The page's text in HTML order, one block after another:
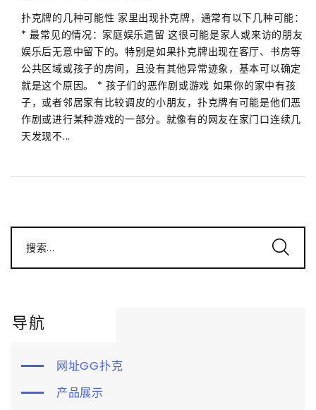
扑克牌的几种可能性 家里出现扑克牌，通常有以下几种可能：
* 最常见的情况：家庭娱乐遗留 这很可能是家人或来访的朋友
娱乐后无意中留下的。特别是如果扑克牌出现在客厅、书房等
公共区域或孩子的房间，且没有其他异常迹象，基本可以确定
就是这个原因。 * 孩子们的恶作剧或游戏 如果你的家中有孩
子，或者邻居家有比较调皮的小朋友，扑克牌有可能是他们恶
作剧或进行某种游戏的一部分。就像有的网友在家门口连续几
天发现不...
搜索...
导航
网址GG扑克
产品展示